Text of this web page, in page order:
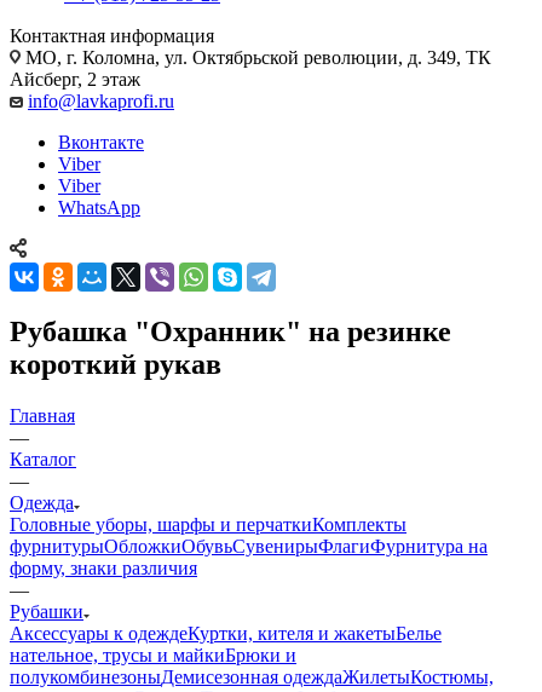
Контактная информация
МО, г. Коломна, ул. Октябрьской революции, д. 349, ТК
Айсберг, 2 этаж
info@lavkaprofi.ru
Вконтакте
Viber
Viber
WhatsApp
Рубашка "Охранник" на резинке
короткий рукав
Главная
—
Каталог
—
Одежда
Головные уборы, шарфы и перчаткиКомплекты
фурнитурыОбложкиОбувьСувенирыФлагиФурнитура на
форму, знаки различия
—
Рубашки
Аксессуары к одеждеКуртки, кителя и жакетыБелье
нательное, трусы и майкиБрюки и
полукомбинезоныДемисезонная одеждаЖилетыКостюмы,